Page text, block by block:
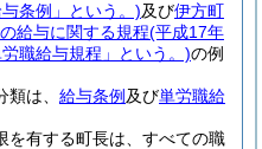
条例」という。)及び伊方町
給与に関する規程(平成17年
職給与規程」という。)の例
は、 給与条例 及び単労職給
を有する町長は、すべての職